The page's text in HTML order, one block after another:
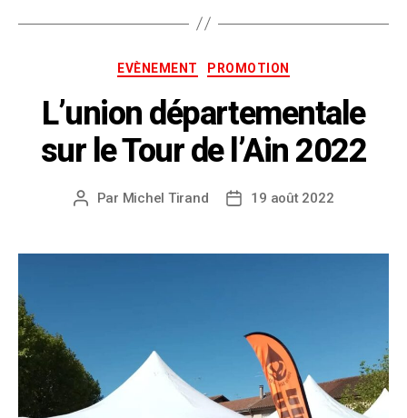
EVÈNEMENT PROMOTION
L’union départementale
sur le Tour de l’Ain 2022
Par Michel Tirand 19 août 2022